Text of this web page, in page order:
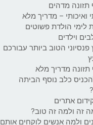
תזונה מדהים
ואיכותי – מדריך מלא
לימי הולדת פשוטים
וילדים
פנסיוני הטוב ביותר עבורכם
מדריך מלא
כלב נוסף הביתה
אתרים
זה ולמה זה טוב?
ולמה אנשים לוקחים אותם